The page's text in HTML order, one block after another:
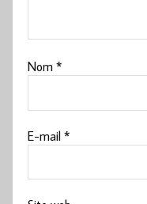
Nom*
E-mail*